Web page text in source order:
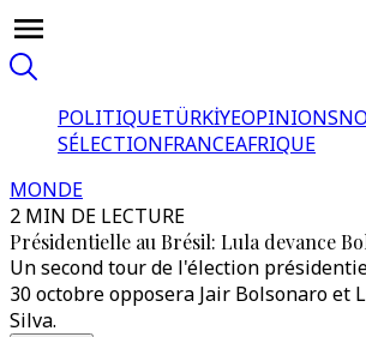
POLITIQUETÜRKİYEOPINIONS
SÉLECTIONFRANCEAFRIQUE
MONDE
2 MIN DE LECTURE
Présidentielle au Brésil: Lula devance
Un second tour de l'élection
30 octobre opposera Jair Bolsonaro et
Silva.